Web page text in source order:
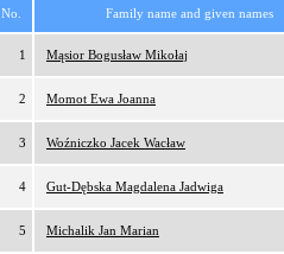
No. Family name and given names
1 Mąsior Bogusław Mikołaj
2 Momot Ewa Joanna
3 Woźniczko Jacek Wacław
4 Gut-Dębska Magdalena Jadwiga
5 Michalik Jan Marian